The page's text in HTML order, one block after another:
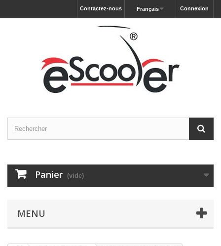
Connexion
Français
Contactez-nous
Panier (vide)
MENU